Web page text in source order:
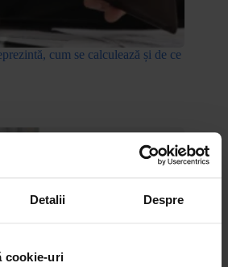
Detalii Despre
cookie-uri
cum se calculează și de ce